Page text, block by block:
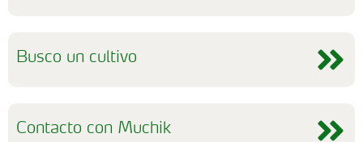
Busco un cultivo
Contacto con Muchik